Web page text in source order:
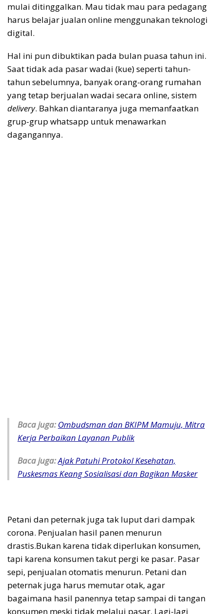
mulai ditinggalkan. Mau tidak mau para pedagang
harus belajar jualan online menggunakan teknologi
digital.
Hal ini pun dibuktikan pada bulan puasa tahun ini.
Saat tidak ada pasar wadai (kue) seperti tahun-
tahun sebelumnya, banyak orang-orang rumahan
yang tetap berjualan wadai secara online, sistem
delivery. Bahkan diantaranya juga memanfaatkan
grup-grup whatsapp untuk menawarkan
dagangannya.
Baca juga: Ombudsman dan BKIPM Mamuju, Mitra
Kerja Perbaikan Layanan Publik
Baca juga:Ajak Patuhi Protokol Kesehatan,
Puskesmas Keang Sosialisasi dan Bagikan Masker
Petani dan peternak juga tak luput dari dampak
corona. Penjualan hasil panen menurun
drastis.Bukan karena tidak diperlukan konsumen,
tapi karena konsumen takut pergi ke pasar. Pasar
sepi, penjualan otomatis menurun. Petani dan
peternak juga harus memutar otak, agar
bagaimana hasil panennya tetap sampai di tangan
konsumen meski tidak melalui pasar. Lagi-lagi